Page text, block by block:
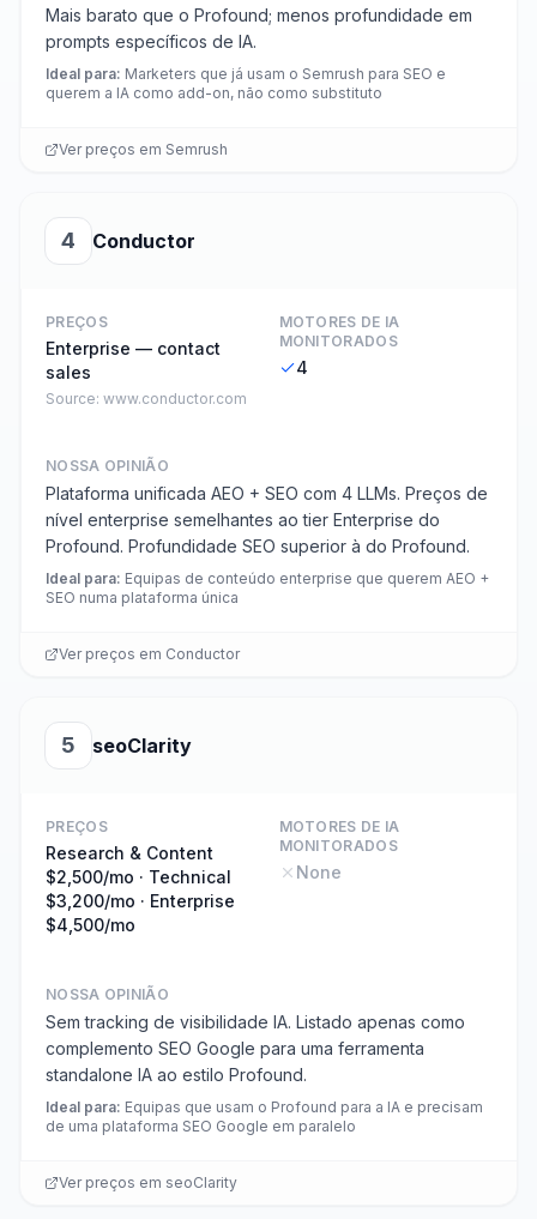
Mais barato que o Profound; menos profundidade em
prompts específicos de IA.
Ideal para: Marketers que já usam o Semrush para SEO e
querem a IA como add-on, não como substituto
Ver preços em Semrush
4 Conductor
PREÇOS
Enterprise — contact
sales
Source: www.conductor.com
MOTORES DE IA
MONITORADOS
4
NOSSA OPINIÃO
Plataforma unificada AEO + SEO com 4 LLMs. Preços de
nível enterprise semelhantes ao tier Enterprise do
Profound. Profundidade SEO superior à do Profound.
Ideal para: Equipas de conteúdo enterprise que querem AEO +
SEO numa plataforma única
Ver preços em Conductor
5 seoClarity
PREÇOS
Research & Content
$2,500/mo · Technical
$3,200/mo · Enterprise
$4,500/mo
MOTORES DE IA
MONITORADOS
None
NOSSA OPINIÃO
Sem tracking de visibilidade IA. Listado apenas como
complemento SEO Google para uma ferramenta
standalone IA ao estilo Profound.
Ideal para: Equipas que usam o Profound para a IA e precisam
de uma plataforma SEO Google em paralelo
Ver preços em seoClarity